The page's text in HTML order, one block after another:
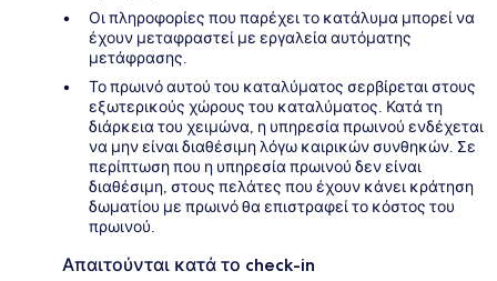
Οι πληροφορίες που παρέχει το κατάλυμα μπορεί να
έχουν μεταφραστεί με εργαλεία αυτόματης
μετάφρασης.
Το πρωινό αυτού του καταλύματος σερβίρεται στους
εξωτερικούς χώρους του καταλύματος. Κατά τη
διάρκεια του χειμώνα, η υπηρεσία πρωινού ενδέχεται
να μην είναι διαθέσιμη λόγω καιρικών συνθηκών. Σε
περίπτωση που η υπηρεσία πρωινού δεν είναι
διαθέσιμη, στους πελάτες που έχουν κάνει κράτηση
δωματίου με πρωινό θα επιστραφεί το κόστος του
πρωινού.
Απαιτούνται κατά το check-in